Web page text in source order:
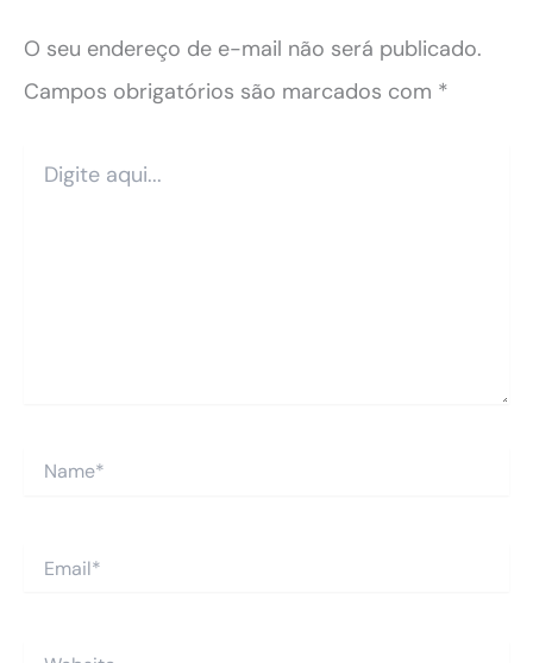
O seu endereço de e-mail não será publicado.
Campos obrigatórios são marcados com *
aqui...